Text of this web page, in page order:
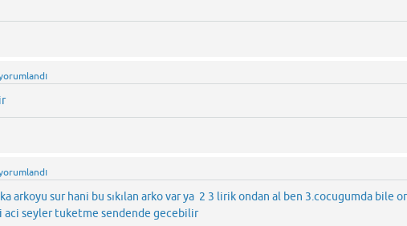
arkoyu sur hani bu sıkılan arko var ya 2 3 lirik ondan al ben 3.cocugumda bile
aci seyler tuketme sendende gecebilir